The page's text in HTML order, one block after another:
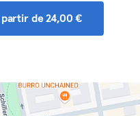
partir de 24,00 €